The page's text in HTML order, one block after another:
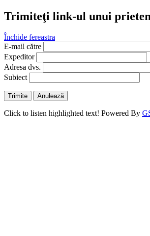
Trimiteţi link-ul unui
Închide fereastra
E-mail către
Expeditor
Adresa dvs.
Subiect
Trimite Anulează
Click to listen highlighted text! Powered By